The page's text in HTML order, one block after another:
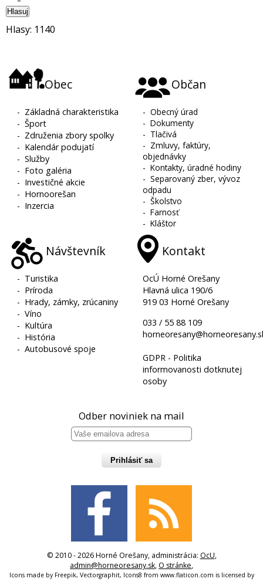
Hlasuj
Hlasy: 1140
Obec
- Základná charakteristika
-Šport
- Združenia zbory spolky
- Kalendár podujatí
-Služby
- Foto galéria
- Investičné akcie
- Hornoorešan
- Inzercia
Občan
-Obecný úrad
-Dokumenty
- Tlačivá
- Zmluvy, faktúry,
objednávky
-Kontakty, úradné hodiny
-Separovaný zber, vývoz
odpadu
-Školstvo
-Farnosť
-Kláštor
Návštevník
- Turistika
- Príroda
- Hrady, zámky, zrúcaniny
-Víno
- Kultúra
- História
-Autobusové spoje
Kontakt
OcÚ Horné Orešany
Hlavná ulica 190/6
919 03 Horné Orešany
033 / 55 88 109
GDPR - Politika
informovanosti dotknutej
osoby
Odber noviniek na mail
Prihlásiť sa
© 2010 - 2026 Horné Orešany, administrácia: OcU,
admin@horneoresany.sk, O stránke,
Icons made by Freepik, Vectorgraphit, Icons8 from www.flaticon.com is licensed by